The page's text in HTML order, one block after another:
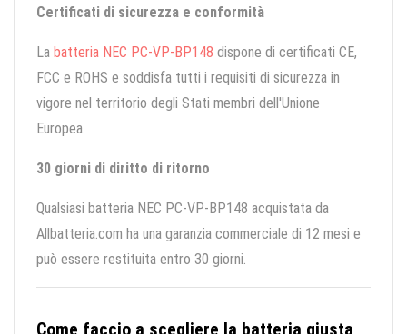
Certificati di sicurezza e conformità
La batteria NEC PC-VP-BP148 dispone di certificati CE,
FCC e ROHS e soddisfa tutti i requisiti di sicurezza in
vigore nel territorio degli Stati membri dell'Unione
Europea.
30 giorni di diritto di ritorno
Qualsiasi batteria NEC PC-VP-BP148 acquistata da
Allbatteria.com ha una garanzia commerciale di 12 mesi e
può essere restituita entro 30 giorni.